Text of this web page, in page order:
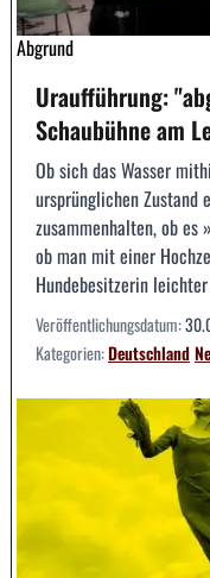
Abgrund
Uraufführung:
Schaubühne am
Ob sich das Wasser
ursprünglichen Zustand
zusammenhalten, ob
ob man mit einer
Hundebesitzerin
Veröffentlichungsdatum:
Kategorien:Deutschland